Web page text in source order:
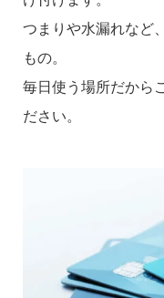
つまりや水漏れなど
もの。
毎日使う場所だから
ださい。